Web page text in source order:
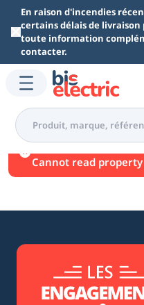
Aller au contenu principal
En raison d'incendies
certains délais de
toute information
contacter.
Une erreur
Cannot read